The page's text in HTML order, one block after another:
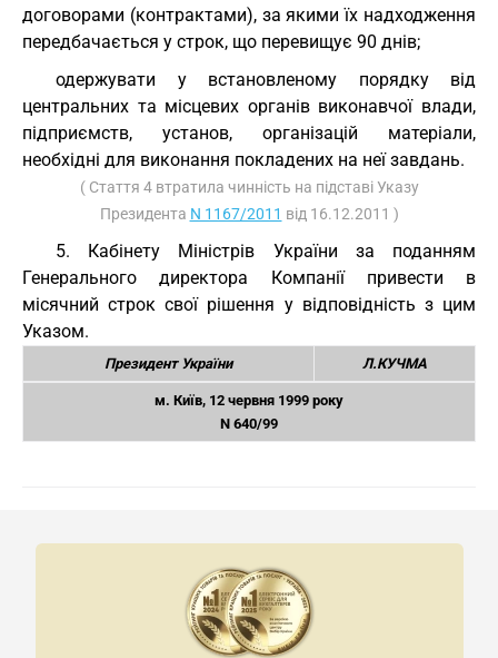
договорами (контрактами), за якими їх надходження
передбачається у строк, що перевищує 90 днів;
одержувати у встановленому порядку від
центральних та місцевих органів виконавчої влади,
підприємств, установ, організацій матеріали,
необхідні для виконання покладених на неї завдань.
( Стаття 4 втратила чинність на підставі Указу
Президента N 1167/2011 від 16.12.2011 )
5. Кабінету Міністрів України за поданням
Генерального директора Компанії привести в
місячний строк свої рішення у відповідність з цим
Указом.
Президент України Л.КУЧМА
м. Київ, 12 червня 1999 року
N 640/99